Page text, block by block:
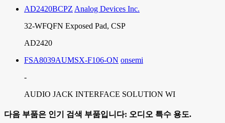
AD2420BCPZ Analog Devices Inc.
32-WFQFN Exposed Pad, CSP
AD2420
FSA8039AUMSX-F106-ON onsemi
-
AUDIO JACK INTERFACE SOLUTION WI
다음 부품은 인기 검색 부품입니다: 오디오 특수 용도.